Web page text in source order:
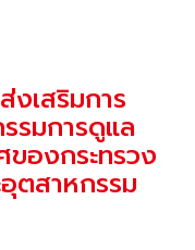
งเสริมการ
รมการดูแล
ของกระทรวง
ตสาหกรรม